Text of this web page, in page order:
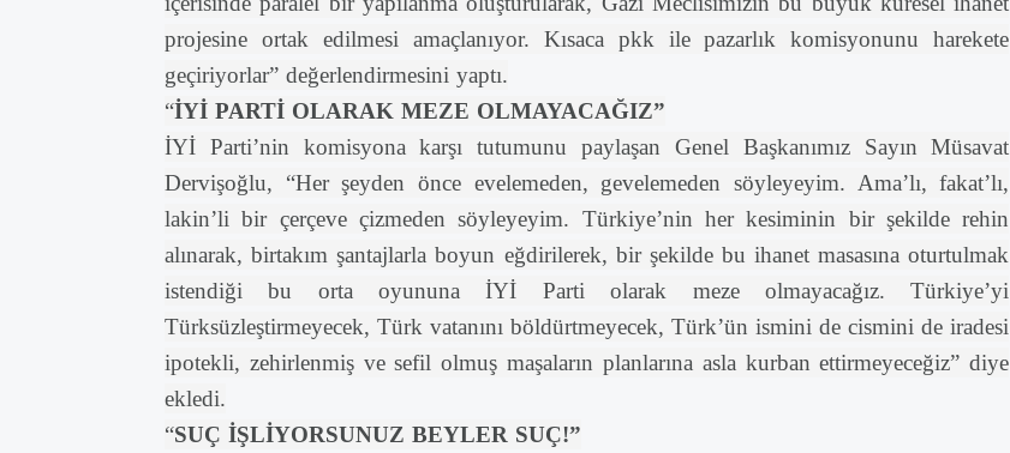
projesine ortak edilmesi amaçlanıyor. Kısaca pkk ile pazarlık komisyonunu harekete
geçiriyorlar” değerlendirmesini yaptı.
“İYİ PARTİ OLARAK MEZE OLMAYACAĞIZ”
İYİ Parti’nin komisyona karşı tutumunu paylaşan Genel Başkanımız Sayın Müsavat
Dervişoğlu, “Her şeyden önce evelemeden, gevelemeden söyleyeyim. Ama’lı, fakat’lı,
lakin’li bir çerçeve çizmeden söyleyeyim. Türkiye’nin her kesiminin bir şekilde rehin
alınarak, birtakım şantajlarla boyun eğdirilerek, bir şekilde bu ihanet masasına oturtulmak
istendiği bu orta oyununa İYİ Parti olarak meze olmayacağız. Türkiye’yi
Türksüzleştirmeyecek, Türk vatanını böldürtmeyecek, Türk’ün ismini de cismini de iradesi
ipotekli, zehirlenmiş ve sefil olmuş maşaların planlarına asla kurban ettirmeyeceğiz” diye
ekledi.
“SUÇ İŞLİYORSUNUZ BEYLER SUÇ!”